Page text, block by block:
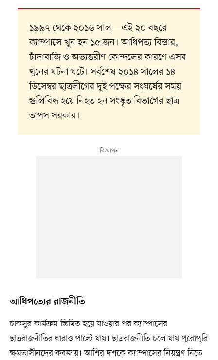
১৯৯৭ থেকে ২০১৬ সাল—এই ২০ বছরে
ক্যাম্পাসে খুন হন ১৫ জন। আধিপত্য বিস্তার,
চাঁদাবাজি ও অভ্যন্তরীণ কোন্দলের কারণে এসব
খুনের ঘটনা ঘটে। সর্বশেষ ২০১৪ সালের ১৪
ডিসেম্বর ছাত্রলীগের দুই পক্ষের সংঘর্ষের সময়
গুলিবিদ্ধ হয়ে নিহত হন সংস্কৃত বিভাগের ছাত্র
তাপস সরকার।
আধিপত্যের রাজনীতি
চাকসুর কার্যক্রম স্তিমিত হয়ে যাওয়ার পর ক্যাম্পাসের
ছাত্ররাজনীতির ধারাও পাল্টে যায়। ছাত্ররাজনীতি চলে যায় পুরোপুরি
ক্ষমতাসীনদের কবজায়। আশির দশকে ক্যাম্পাসের নিয়ন্ত্রণ নিতে